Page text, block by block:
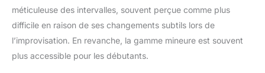
méticuleuse des intervalles, souvent perçue comme plus
difficile en raison de ses changements subtils lors de
l’improvisation. En revanche, la gamme mineure est souvent
plus accessible pour les débutants.